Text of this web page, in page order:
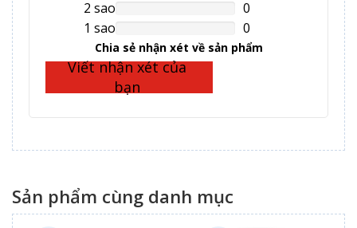
Complete
2 saoNAN%
Complete
0
1 saoNAN%
Complete
0
Chia sẻ nhận xét về sản phẩm
Viết nhận xét của
bạn
Sản phẩm cùng danh mục